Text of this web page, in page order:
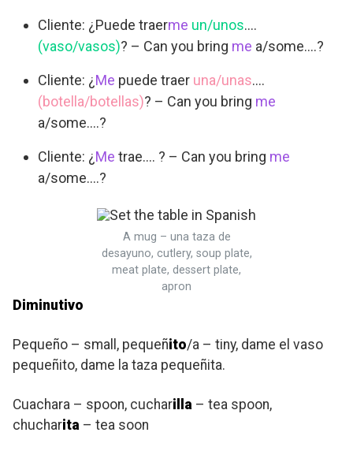
Cliente: ¿Puede traerme un/unos….
(vaso/vasos)? – Can you bring me a/some….?
Cliente: ¿Me puede traer una/unas….
(botella/botellas)? – Can you bring me
a/some….?
Cliente: ¿Me trae…. ? – Can you bring me
a/some….?
A mug – una taza de
desayuno, cutlery, soup plate,
meat plate, dessert plate,
apron
Diminutivo
Pequeño – small, pequeñito/a – tiny, dame el vaso
pequeñito, dame la taza pequeñita.
Cuachara – spoon, cucharilla – tea spoon,
chucharita – tea soon